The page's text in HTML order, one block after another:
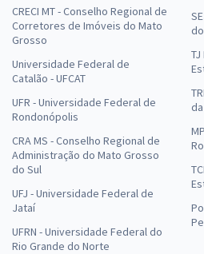
CRECI MT - Conselho Regional de
Corretores de Imóveis do Mato
Grosso
Universidade Federal de
Catalão - UFCAT
UFR - Universidade Federal de
Rondonópolis
CRA MS - Conselho Regional de
Administração do Mato Grosso
do Sul
UFJ - Universidade Federal de
Jataí
UFRN - Universidade Federal do
Rio Grande do Norte